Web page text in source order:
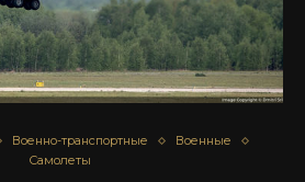
Военно-транспортные
Военные
Самолеты